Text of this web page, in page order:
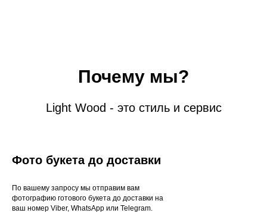
Почему мы?
Light Wood - это стиль и сервис
Фото букета до доставки
По вашему запросу мы отправим вам
фотографию готового букета до доставки на
ваш номер Viber, WhatsApp или Telegram.